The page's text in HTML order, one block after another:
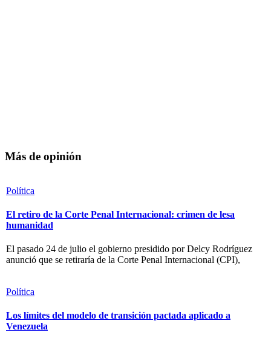
Más de opinión
Política
El retiro de la Corte Penal Internacional: crimen de lesa
humanidad
El pasado 24 de julio el gobierno presidido por Delcy Rodríguez
anunció que se retiraría de la Corte Penal Internacional (CPI),
Política
Los límites del modelo de transición pactada aplicado a
Venezuela